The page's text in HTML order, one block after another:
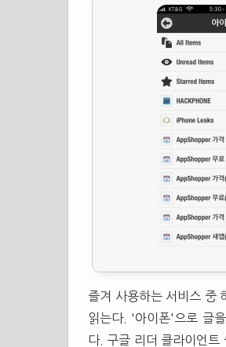
즐겨 사용하는 서비스 중
읽는다. '아이폰'으로 글
다. 구글 리더 클라이언트